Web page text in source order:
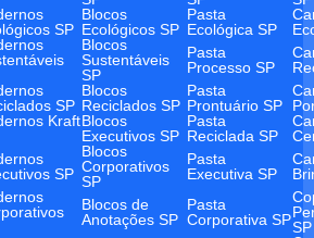
SP
Blocos
Ecológicos SP
Pasta
Ecológica SP
Blocos
Sustentáveis
SP
Pasta
Processo SP
SP
Blocos
Reciclados SP
Pasta
Prontuário SP
KraftBlocos
Executivos SP
Pasta
Reciclada SP
SP
Blocos
Corporativos
SP
Pasta
Executiva SP
Blocos de
Anotações SP
Pasta
Corporativa SPSP